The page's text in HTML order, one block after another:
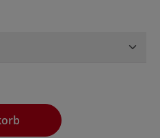
die Schaltflächen, um